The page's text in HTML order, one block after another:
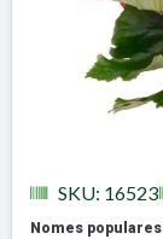
SKU: 16523
Nomes